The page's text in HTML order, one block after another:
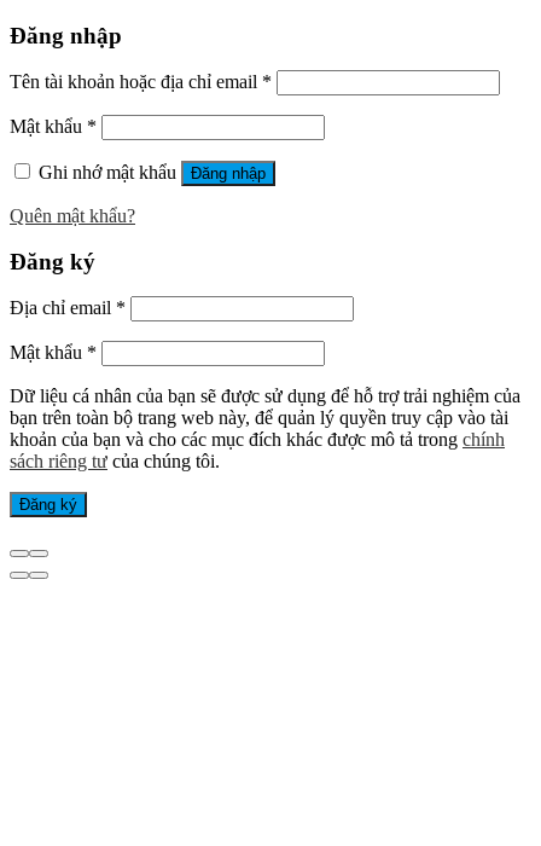
Đăng nhập
Tên tài khoản hoặc địa chỉ email *
Mật khẩu *
Ghi nhớ mật khẩu Đăng nhập
Quên mật khẩu?
Đăng ký
Địa chỉ email *
Mật khẩu *
Dữ liệu cá nhân của bạn sẽ được sử dụng để hỗ trợ trải nghiệm của
bạn trên toàn bộ trang web này, để quản lý quyền truy cập vào tài
khoản của bạn và cho các mục đích khác được mô tả trong chính
sách riêng tư của chúng tôi.
Đăng ký